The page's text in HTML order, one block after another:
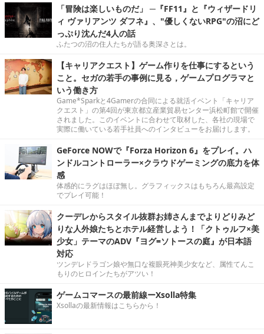
「冒険は楽しいものだ」 ─『FF11』と『ウィザードリ
ィ ヴァリアンツ ダフネ』、"優しくないRPG"の沼にど
っぷり沈んだ4人の話
ふたつの沼の住人たちが語る奥深さとは。
【キャリアクエスト】ゲーム作りを仕事にするという
こと。セガの若手の事例に見る，ゲームプログラマと
いう働き方
Game*Sparkと4Gamerの合同による就活イベント「キャリア
クエスト」の第4回が東京都立産業貿易センター浜松町館で開催
されました。このイベントに合わせて取材した、各社の現場で
実際に働いている若手社員へのインタビューをお届けします。
GeForce NOWで『Forza Horizon 6』をプレイ。ハ
ンドルコントローラー×クラウドゲーミングの底力を体
感
体感的にラグはほぼ無し。グラフィックスはもちろん最高設定
でプレイ可能！
クーデレからスタイル抜群お姉さんまでよりどりみど
りな人外娘たちとホテル経営しよう！「クトゥルフ×美
少女」テーマのADV『ヨグ=ソトースの庭』が日本語
対応
ツンデレドラゴン娘や無口な複眼死神美少女など、属性てんこ
もりのヒロインたちがアツい！
ゲームコマースの最前線ーXsolla特集
Xsollaの最新情報はこちらから！